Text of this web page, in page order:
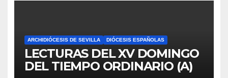
ARCHIDIÓCESIS DE SEVILLA DIÓCESIS ESPAÑOLAS
LECTURAS DEL XV DOMINGO
DEL TIEMPO ORDINARIO (A)